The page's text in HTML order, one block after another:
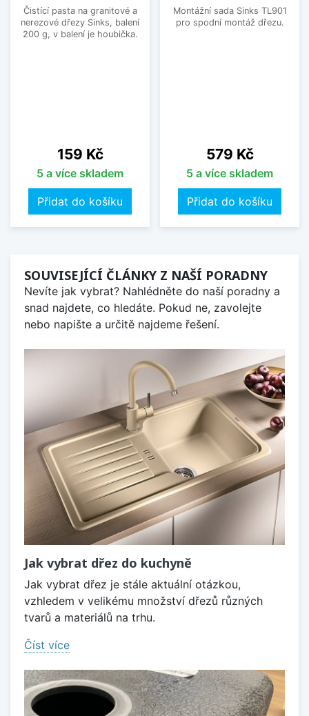
Čistící pasta na granitové a
nerezové dřezy Sinks, balení
200 g, v balení je houbička.
Cena
159 Kč
5 a více skladem
Přidat do košíku
Montážní sada Sinks TL901
pro spodní montáž dřezu.
Cena
579 Kč
5 a více skladem
Přidat do košíku
SOUVISEJÍCÍ ČLÁNKY Z NAŠÍ PORADNY
Nevíte jak vybrat? Nahlédněte do naší poradny a
snad najdete, co hledáte. Pokud ne, zavolejte
nebo napište a určitě najdeme řešení.
Jak vybrat dřez do kuchyně
Jak vybrat dřez je stále aktuální otázkou,
vzhledem v velikému množství dřezů různých
tvarů a materiálů na trhu.
Číst více